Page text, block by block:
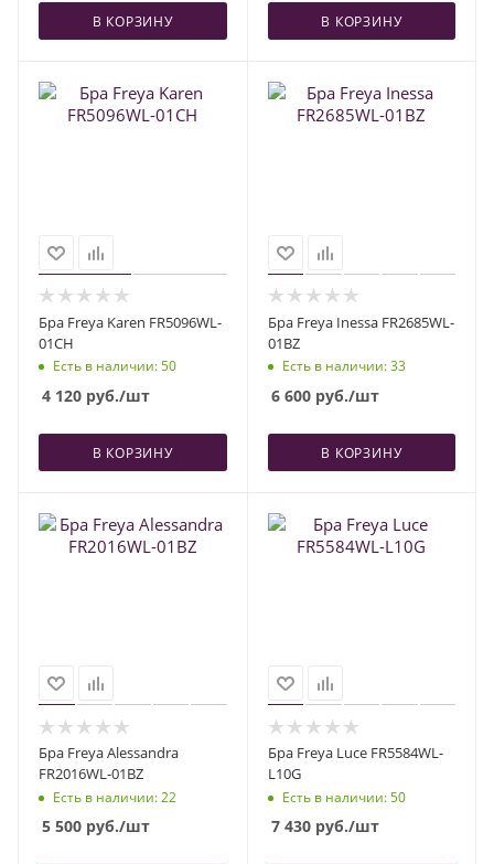
В КОРЗИНУ В КОРЗИНУ
Бра Freya Karen FR5096WL-
01CH
Есть в наличии: 50
4 120 руб./шт
В КОРЗИНУ
Бра Freya Inessa FR2685WL-
01BZ
Есть в наличии: 33
6 600руб./шт
В КОРЗИНУ
Бра Freya Alessandra
FR2016WL-01BZ
Есть в наличии: 22
5 500 руб./шт
Бра Freya Luce FR5584WL-
L10G
Есть в наличии: 50
7 430руб./шт